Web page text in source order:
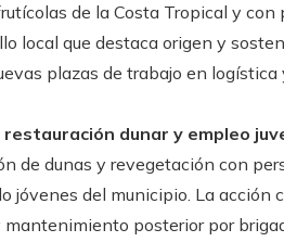
de la Costa Tropical y con
local que destaca origen y
plazas de trabajo en
dunar y empleo
de dunas y revegetación con
jóvenes del municipio. La acción
posterior por